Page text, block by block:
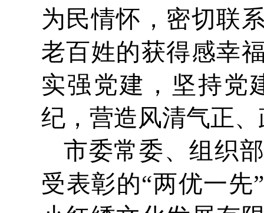
为民情怀，密切联
老百姓的获得感幸
实强党建，坚持党
纪，营造风清气正
市委常委、组织
受表彰的“两优一